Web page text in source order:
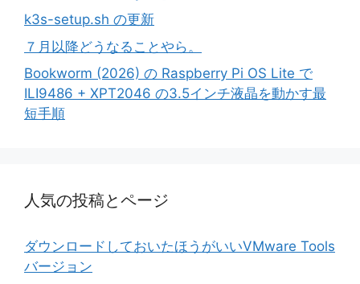
k3s-setup.sh の更新
７月以降どうなることやら。
Bookworm (2026) の Raspberry Pi OS Lite で
ILI9486 + XPT2046 の3.5インチ液晶を動かす最
短手順
人気の投稿とページ
ダウンロードしておいたほうがいいVMware Tools
バージョン